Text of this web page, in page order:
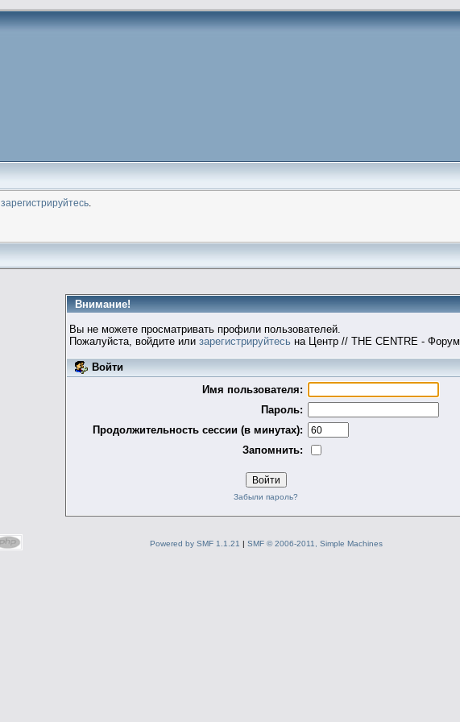
зарегистрируйтесь
Внимание!
Вы не можете просматривать профили пользователей.
Пожалуйста, войдите или зарегистрируйтесьна Центр // THE CENTRE - Форум.
Войти
Имя пользователя:
Пароль:
Продолжительность сессии (в минутах):
Запомнить:
Забыли пароль?
Powered by SMF 1.1.21 | SMF © 2006-2011, Simple Machines